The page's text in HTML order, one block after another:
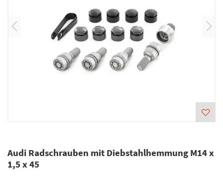
Audi Radschrauben mit Diebstahlhemmung M14 x
1,5 x 45